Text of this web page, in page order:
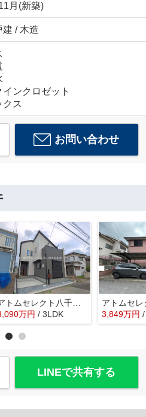
月(新築)
建 / 木造
インクロゼット
クス
お問い合わせ
アトムセレクト八千代市大和田新田２６期１棟 １号棟
万円 / 3LDK 3,849万円
LINEで共有する